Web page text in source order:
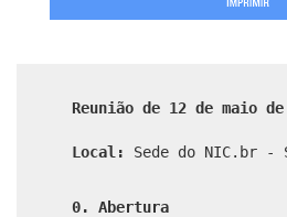
Reunião de 12 de maio de
Local: Sede do NIC.br -
0. Abertura